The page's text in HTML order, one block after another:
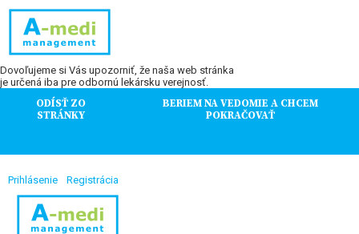
Dovoľujeme si Vás upozorniť, že naša web stránka
je určená iba pre odbornú lekársku verejnosť.
ODÍSŤ ZO
STRÁNKY
BERIEM NA VEDOMIE A CHCEM
POKRAČOVAŤ
Prihlásenie Registrácia